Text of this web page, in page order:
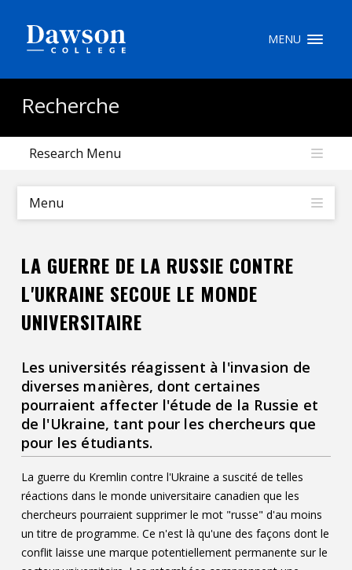
MENU
Recherche
Research Menu
Menu
LA GUERRE DE LA RUSSIE CONTRE
L'UKRAINE SECOUE LE MONDE
UNIVERSITAIRE
Les universités réagissent à l'invasion de
diverses manières, dont certaines
pourraient affecter l'étude de la Russie et
de l'Ukraine, tant pour les chercheurs que
pour les étudiants.
La guerre du Kremlin contre l'Ukraine a suscité de telles
réactions dans le monde universitaire canadien que les
chercheurs pourraient supprimer le mot "russe" d'au moins
un titre de programme. Ce n'est là qu'une des façons dont le
conflit laisse une marque potentiellement permanente sur le
Comment postuler
Carrières
Contact
Informations
Outils
Menu principal
Qui vous êtes